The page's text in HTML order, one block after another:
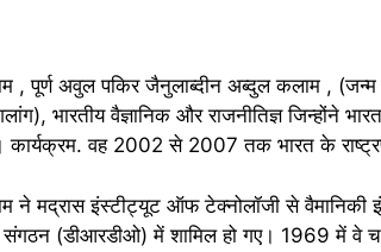
पूर्ण अवुल पकिर जैनुलाब्दीन अब्दुल कलाम ,
भारतीय वैज्ञानिक और राजनीतिज्ञ जिन्होंने
कार्यक्रम. वह 2002 से 2007 तक भारत के
इंस्टीट्यूट ऑफ टेक्नोलॉजी से वैमानिकी
(डीआरडीओ) में शामिल हो गए। 1969 में वे